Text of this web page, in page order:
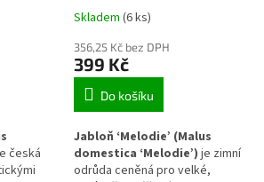
česká
velké aromatické plody,
skladovatelnost do března
Skladem (6 ks)
356,25 Kč bez DPH
399 Kč
Do košíku
Jabloň ‘Melodie’ (Malus
domestica ‘Melodie’) je zimní
odrůda ceněná pro velké,